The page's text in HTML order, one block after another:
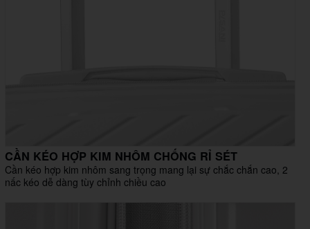
CẦN KÉO HỢP KIM NHÔM CHỐNG RỈ SÉT
Cần kéo hợp kim nhôm sang trọng mang lại sự chắc chắn cao, 2
nấc kéo dễ dàng tùy chỉnh chiều cao